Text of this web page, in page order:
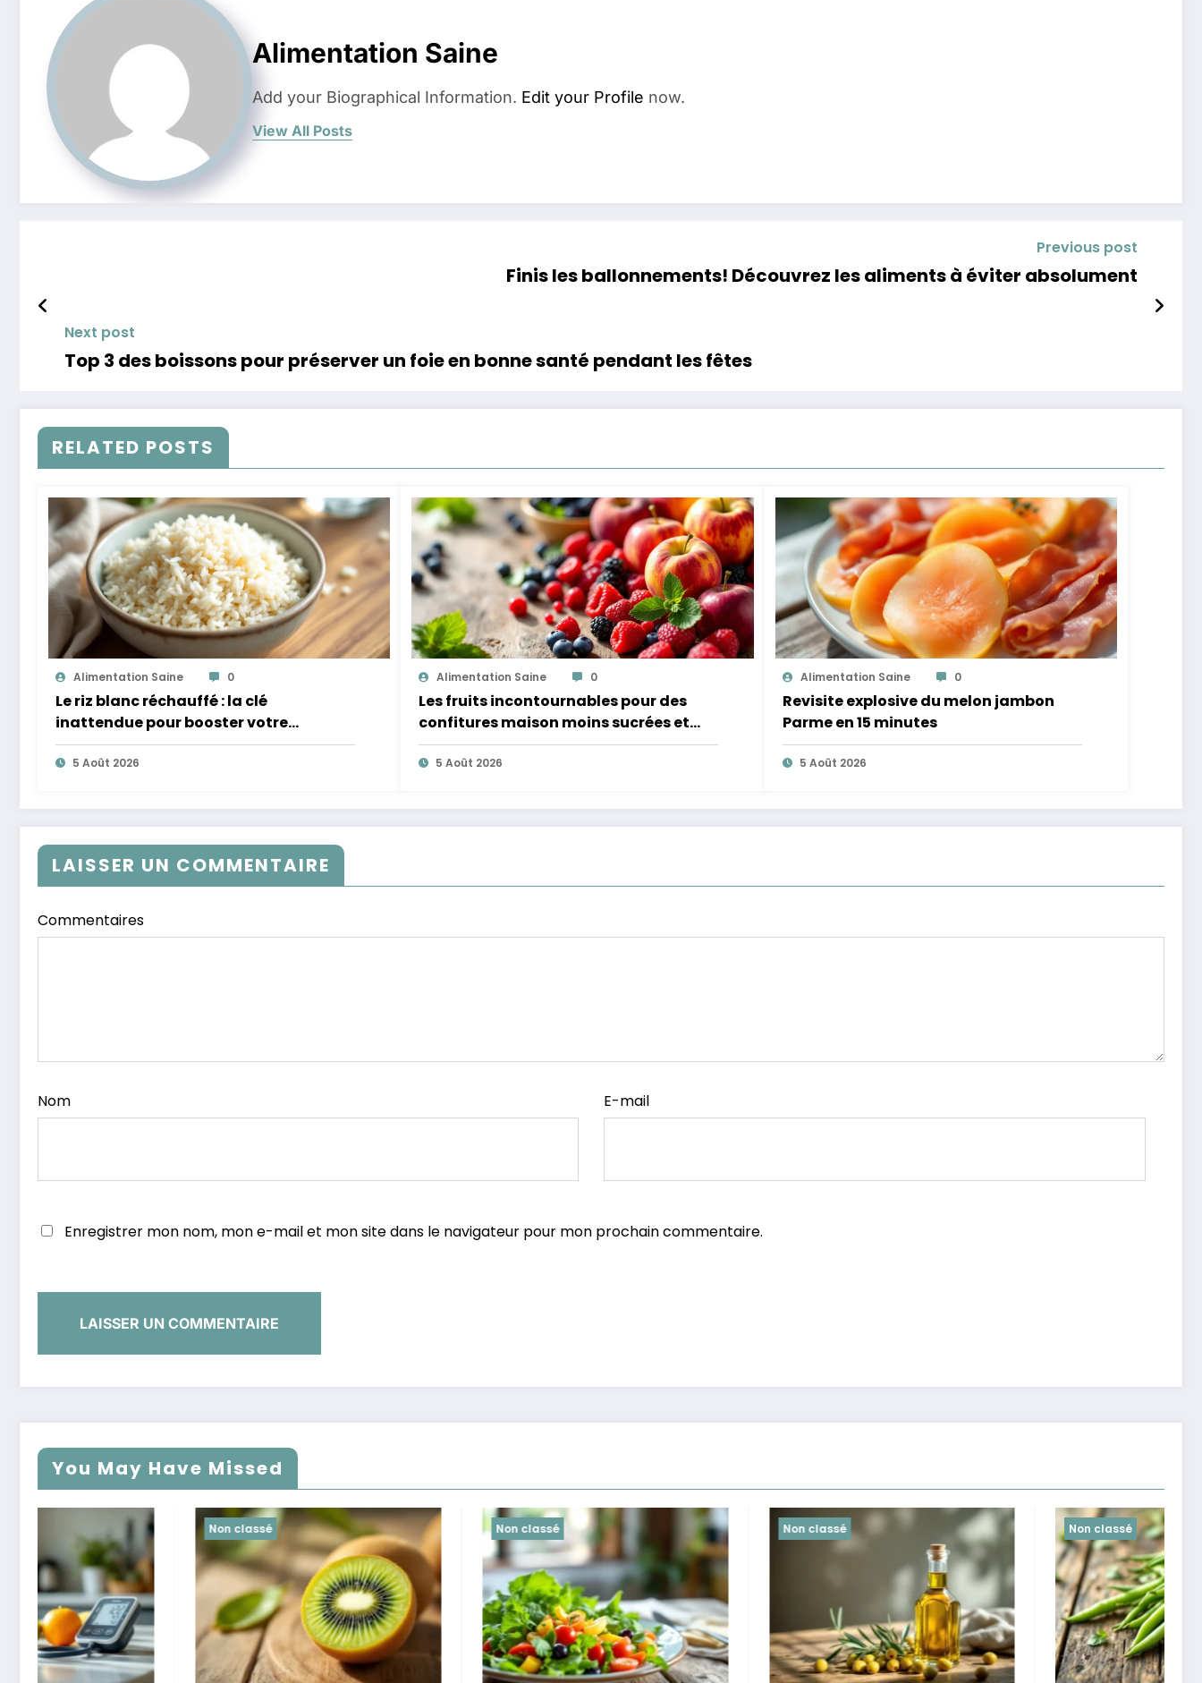
Alimentation Saine
Add your Biographical Information. Edit your Profile now.
View All Posts
Previous post
Finis les ballonnements! Découvrez les aliments à éviter absolument
Next post
Top 3 des boissons pour préserver un foie en bonne santé pendant les fêtes
RELATED POSTS
Alimentation Saine 0
Le riz blanc réchauffé : la clé
inattendue pour booster votre
microbiote
5 Août 2026
Alimentation Saine 0
Les fruits incontournables pour des
confitures maison moins sucrées et
plus légères
5 Août 2026
Alimentation Saine 0
Revisite explosive du melon jambon
Parme en 15 minutes
5 Août 2026
LAISSER UN COMMENTAIRE
Commentaires
Nom E-mail
Enregistrer mon nom, mon e-mail et mon site dans le navigateur pour mon prochain commentaire.
You May Have Missed
Non classé Non classé Non classé